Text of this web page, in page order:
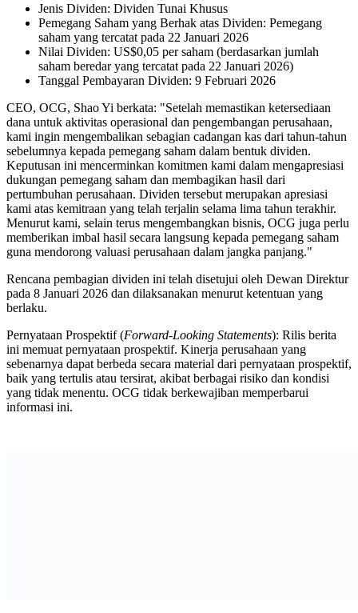
Jenis Dividen: Dividen Tunai Khusus
Pemegang Saham yang Berhak atas Dividen: Pemegang
saham yang tercatat pada 22 Januari 2026
Nilai Dividen: US$0,05 per saham (berdasarkan jumlah
saham beredar yang tercatat pada 22 Januari 2026)
Tanggal Pembayaran Dividen: 9 Februari 2026
CEO, OCG, Shao Yi berkata: "Setelah memastikan ketersediaan
dana untuk aktivitas operasional dan pengembangan perusahaan,
kami ingin mengembalikan sebagian cadangan kas dari tahun-tahun
sebelumnya kepada pemegang saham dalam bentuk dividen.
Keputusan ini mencerminkan komitmen kami dalam mengapresiasi
dukungan pemegang saham dan membagikan hasil dari
pertumbuhan perusahaan. Dividen tersebut merupakan apresiasi
kami atas kemitraan yang telah terjalin selama lima tahun terakhir.
Menurut kami, selain terus mengembangkan bisnis, OCG juga perlu
memberikan imbal hasil secara langsung kepada pemegang saham
guna mendorong valuasi perusahaan dalam jangka panjang."
Rencana pembagian dividen ini telah disetujui oleh Dewan Direktur
pada 8 Januari 2026 dan dilaksanakan menurut ketentuan yang
berlaku.
Pernyataan Prospektif (Forward-Looking Statements): Rilis berita
ini memuat pernyataan prospektif. Kinerja perusahaan yang
sebenarnya dapat berbeda secara material dari pernyataan prospektif,
baik yang tertulis atau tersirat, akibat berbagai risiko dan kondisi
yang tidak menentu. OCG tidak berkewajiban memperbarui
informasi ini.